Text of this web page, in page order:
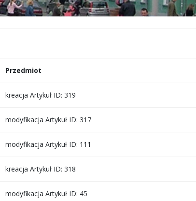
Przedmiot
kreacja Artykuł ID: 319
modyfikacja Artykuł ID: 317
modyfikacja Artykuł ID: 111
kreacja Artykuł ID: 318
modyfikacja Artykuł ID: 45